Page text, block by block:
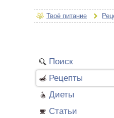
Твоё питание
Поиск
Рецепты
Диеты
Статьи